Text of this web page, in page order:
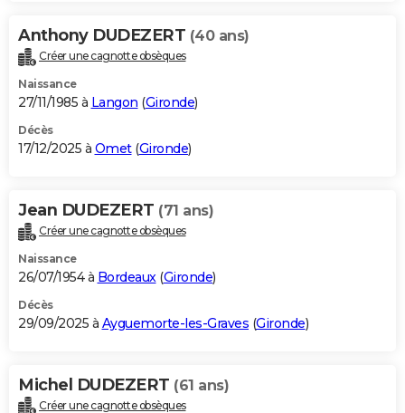
Bricolage
Lifestyle
Culture
Sport
Auto
Television
Voyage
Cinema
Anthony DUDEZERT (40 ans)
Créer une cagnotte obsèques
Naissance
27/11/1985 à Langon (Gironde)
Décès
17/12/2025 à Omet(Gironde)
Jean DUDEZERT (71 ans)
Créer une cagnotte obsèques
Naissance
26/07/1954 à Bordeaux (Gironde)
Décès
29/09/2025 à Ayguemorte-les-Graves (Gironde)
Michel DUDEZERT (61 ans)
Créer une cagnotte obsèques